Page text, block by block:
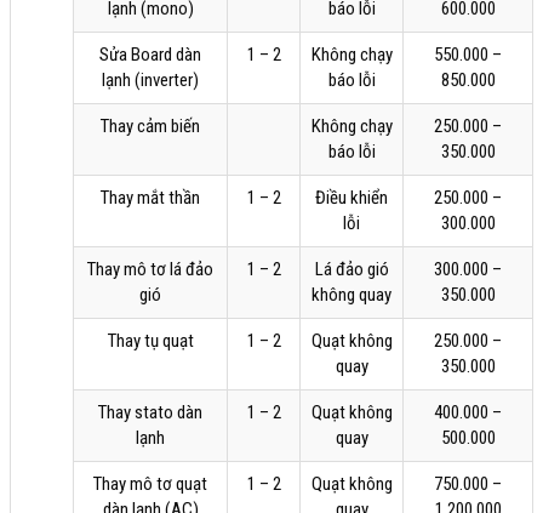
lạnh (mono)
báo lỗi
600.000
Sửa Board dàn
lạnh (inverter)
1 – 2
Không chạy
báo lỗi
550.000 –
850.000
Thay cảm biến
Không chạy
báo lỗi
250.000 –
350.000
Thay mắt thần 1 – 2
Điều khiển
lỗi
250.000 –
300.000
Thay mô tơ lá đảo
gió
1 – 2
Lá đảo gió
không quay
300.000 –
350.000
Thay tụ quạt 1 – 2
Quạt không
quay
250.000 –
350.000
Thay stato dàn
lạnh
1 – 2
Quạt không
quay
400.000 –
500.000
Thay mô tơ quạt
1 – 2
Quạt không
750.000 –